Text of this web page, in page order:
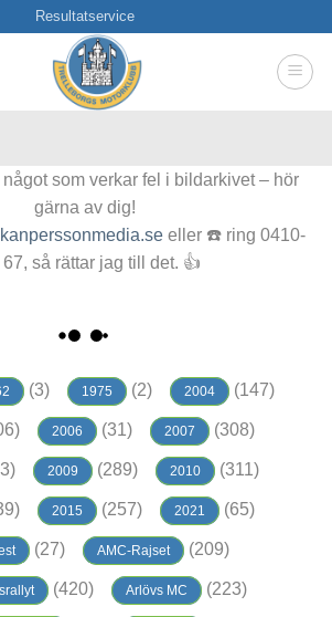
Resultatservice
som verkar fel i bildarkivet – hör
gärna av dig!
eller ☎️ ring 0410-
67, så rättar jag till det. 👍
(3) 1975 (2) 2004 (147)
2006 (31) 2007 (308)
2009 (289) 2010 (311)
2015 (257) 2021 (65)
(27) AMC-Rajset (209)
(420) Arlövs MC (223)